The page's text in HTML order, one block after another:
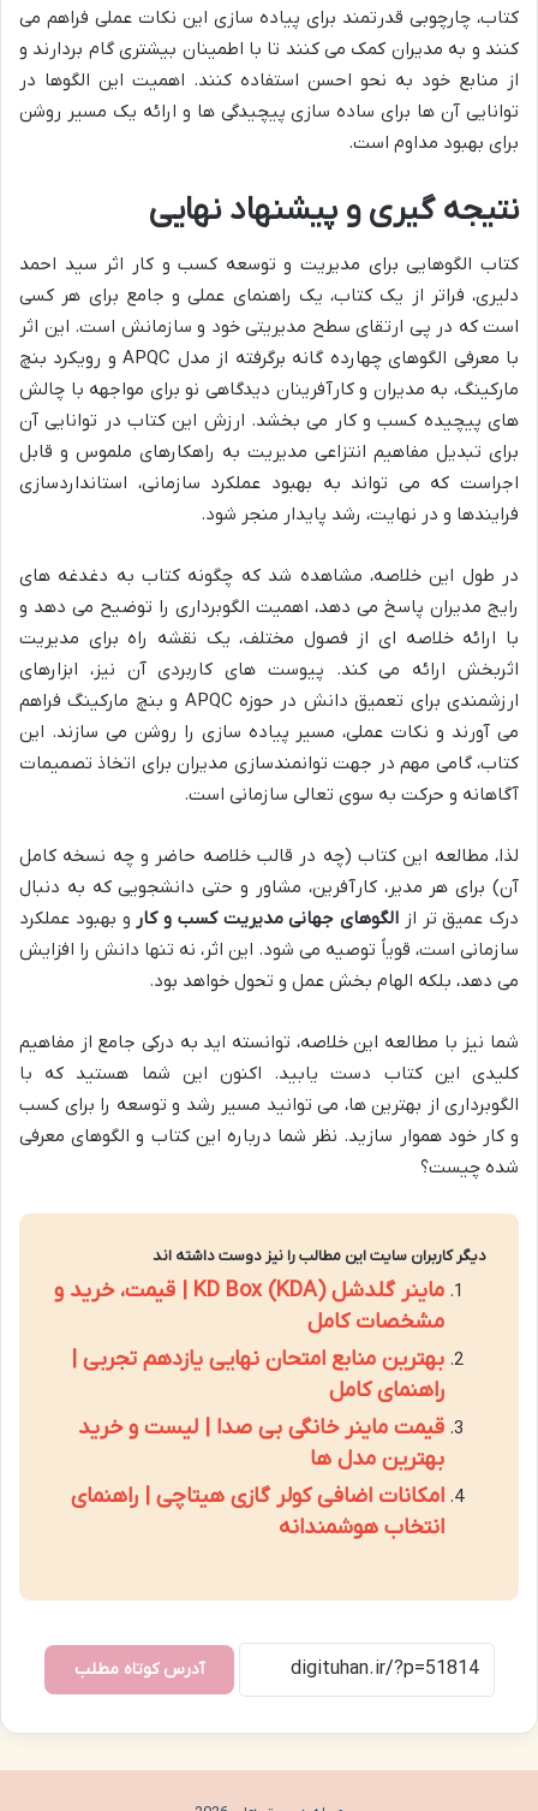
کتاب، چارچوبی قدرتمند برای پیاده سازی این نکات عملی فراهم می
کنند و به مدیران کمک می کنند تا با اطمینان بیشتری گام بردارند و
از منابع خود به نحو احسن استفاده کنند. اهمیت این الگوها در
توانایی آن ها برای ساده سازی پیچیدگی ها و ارائه یک مسیر روشن
برای بهبود مداوم است.
نتیجه گیری و پیشنهاد نهایی
کتاب الگوهایی برای مدیریت و توسعه کسب و کار اثر سید احمد
دلیری، فراتر از یک کتاب، یک راهنمای عملی و جامع برای هر کسی
است که در پی ارتقای سطح مدیریتی خود و سازمانش است. این اثر
با معرفی الگوهای چهارده گانه برگرفته از مدل APQC و رویکرد بنچ
مارکینگ، به مدیران و کارآفرینان دیدگاهی نو برای مواجهه با چالش
های پیچیده کسب و کار می بخشد. ارزش این کتاب در توانایی آن
برای تبدیل مفاهیم انتزاعی مدیریت به راهکارهای ملموس و قابل
اجراست که می تواند به بهبود عملکرد سازمانی، استانداردسازی
فرایندها و در نهایت، رشد پایدار منجر شود.
در طول این خلاصه، مشاهده شد که چگونه کتاب به دغدغه های
رایج مدیران پاسخ می دهد، اهمیت الگوبرداری را توضیح می دهد و
با ارائه خلاصه ای از فصول مختلف، یک نقشه راه برای مدیریت
اثربخش ارائه می کند. پیوست های کاربردی آن نیز، ابزارهای
ارزشمندی برای تعمیق دانش در حوزه APQC و بنچ مارکینگ فراهم
می آورند و نکات عملی، مسیر پیاده سازی را روشن می سازند. این
کتاب، گامی مهم در جهت توانمندسازی مدیران برای اتخاذ تصمیمات
آگاهانه و حرکت به سوی تعالی سازمانی است.
لذا، مطالعه این کتاب (چه در قالب خلاصه حاضر و چه نسخه کامل
آن) برای هر مدیر، کارآفرین، مشاور و حتی دانشجویی که به دنبال
درک عمیق تر از الگوهای جهانی مدیریت کسب و کار و بهبود عملکرد
سازمانی است، قویاً توصیه می شود. این اثر، نه تنها دانش را افزایش
می دهد، بلکه الهام بخش عمل و تحول خواهد بود.
شما نیز با مطالعه این خلاصه، توانسته اید به درکی جامع از مفاهیم
کلیدی این کتاب دست یابید. اکنون این شما هستید که با
الگوبرداری از بهترین ها، می توانید مسیر رشد و توسعه را برای کسب
و کار خود هموار سازید. نظر شما درباره این کتاب و الگوهای معرفی
شده چیست؟
دیگر کاربران سایت این مطالب را نیز دوست داشته اند
ماینر گلدشل KD Box (KDA) | قیمت، خرید و
مشخصات کامل
بهترین منابع امتحان نهایی یازدهم تجربی |
راهنمای کامل
قیمت ماینر خانگی بی صدا | لیست و خرید
بهترین مدل ها
امکانات اضافی کولر گازی هیتاچی | راهنمای
انتخاب هوشمندانه
آدرس کوتاه مطلب